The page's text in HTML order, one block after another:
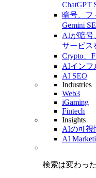
ChatGPT
暗号、フ
Gemini
AIが暗号
サービス
Crypto、
AIインフ
AI SEO
Industries
Web3
iGaming
Fintech
Insights
AIの可視
AI
検索は変わった